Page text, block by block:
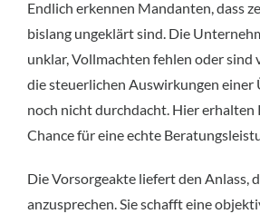
Endlich erkennen Mandanten, dass
bislang ungeklärt sind. Die
unklar, Vollmachten fehlen oder sind
die steuerlichen Auswirkungen einer
noch nicht durchdacht. Hier erhalten
Chance für eine echte
Die Vorsorgeakte liefert den Anlass,
anzusprechen. Sie schafft eine